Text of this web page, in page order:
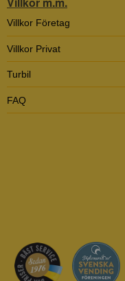
Villkor Företag
Villkor Privat
Turbil
FAQ